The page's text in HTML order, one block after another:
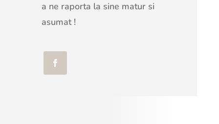
a ne raporta la sine matur si
asumat !